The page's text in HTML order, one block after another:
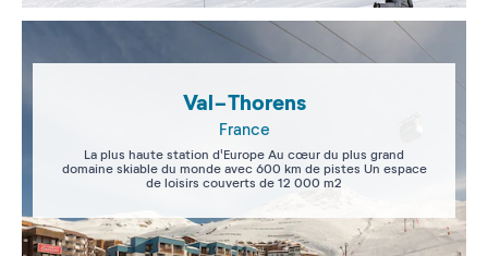
Val-Thorens
France
La plus haute station d'Europe Au cœur du plus grand
domaine skiable du monde avec 600 km de pistes Un espace
de loisirs couverts de 12 000 m2